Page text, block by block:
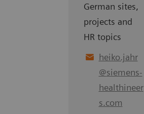
German sites,
projects and
HR topics
heiko.jahr
@siemens-
healthineer
s.com